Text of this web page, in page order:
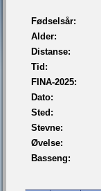
Fødselsår:
Alder:
Distanse:
Tid:
FINA-2025:
Dato:
Sted:
Stevne:
Øvelse:
Basseng: